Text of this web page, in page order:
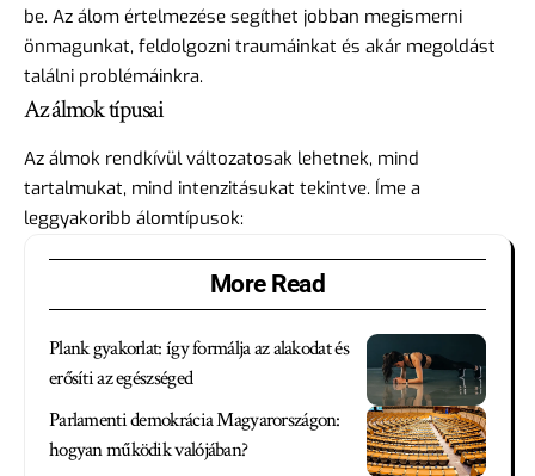
be. Az álom értelmezése segíthet jobban megismerni
önmagunkat, feldolgozni traumáinkat és akár megoldást
találni problémáinkra.
Az álmok típusai
Az álmok rendkívül változatosak lehetnek, mind
tartalmukat, mind intenzitásukat tekintve. Íme a
leggyakoribb álomtípusok:
More Read
Plank gyakorlat: így formálja az alakodat és
erősíti az egészséged
Parlamenti demokrácia Magyarországon:
hogyan működik valójában?